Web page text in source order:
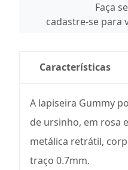
Faça
cadastre-se para
Características
A lapiseira Gummy
de ursinho, em rosa
metálica retrátil,
traço 0.7mm.